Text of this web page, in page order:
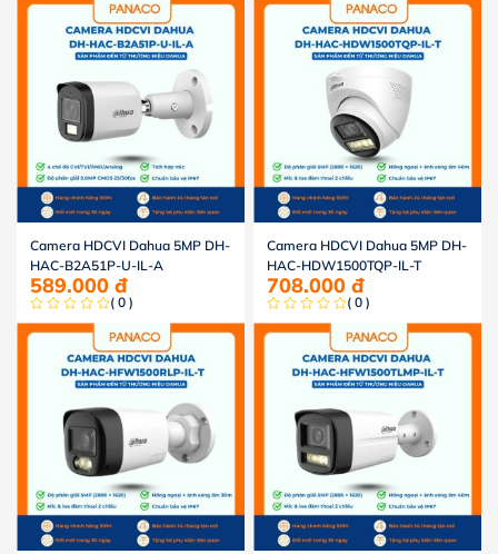
Camera HDCVI Dahua 5MP DH-
HAC-B2A51P-U-IL-A
589.000 đ
( 0 )
Camera HDCVI Dahua 5MP DH-
HAC-HDW1500TQP-IL-T
708.000 đ
( 0 )